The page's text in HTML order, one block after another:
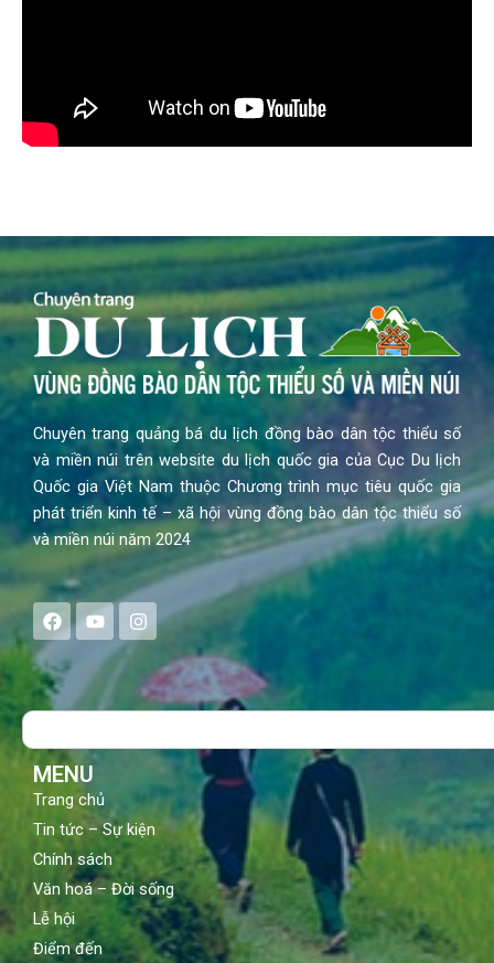
Chuyên trang quảng bá du lịch đồng bào dân tộc thiểu số
và miền núi trên website du lịch quốc gia của Cục Du lịch
Quốc gia Việt Nam thuộc Chương trình mục tiêu quốc gia
phát triển kinh tế – xã hội vùng đồng bào dân tộc thiểu số
và miền núi năm 2024
F
a
e
b
o
Y
o
t
u
b
I
n
s
a
g
Search
MENU
Trang chủ
Tin tức – Sự kiện
Chính sách
Văn hoá – Đời sống
Lễ hội
Điểm đến